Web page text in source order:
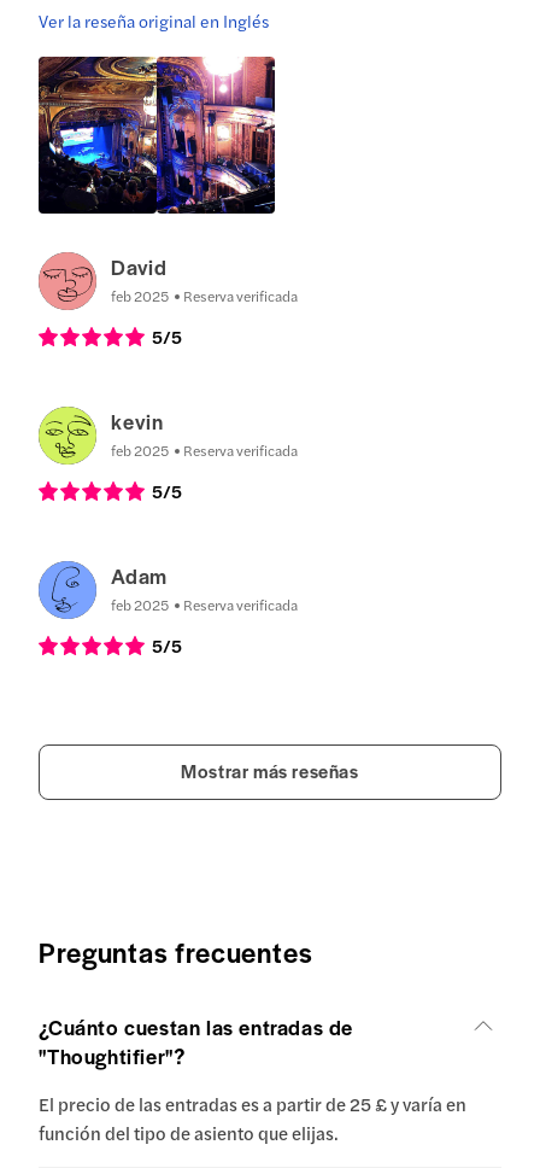
Ver la reseña original en Inglés
David
feb 2025 Reserva verificada
5/5
kevin
feb 2025 Reserva verificada
5/5
Adam
feb 2025 Reserva verificada
5/5
Mostrar más reseñas
Preguntas frecuentes
¿Cuánto cuestan las entradas de
"Thoughtifier"?
El precio de las entradas es a partir de 25 £ y varía en
función del tipo de asiento que elijas.